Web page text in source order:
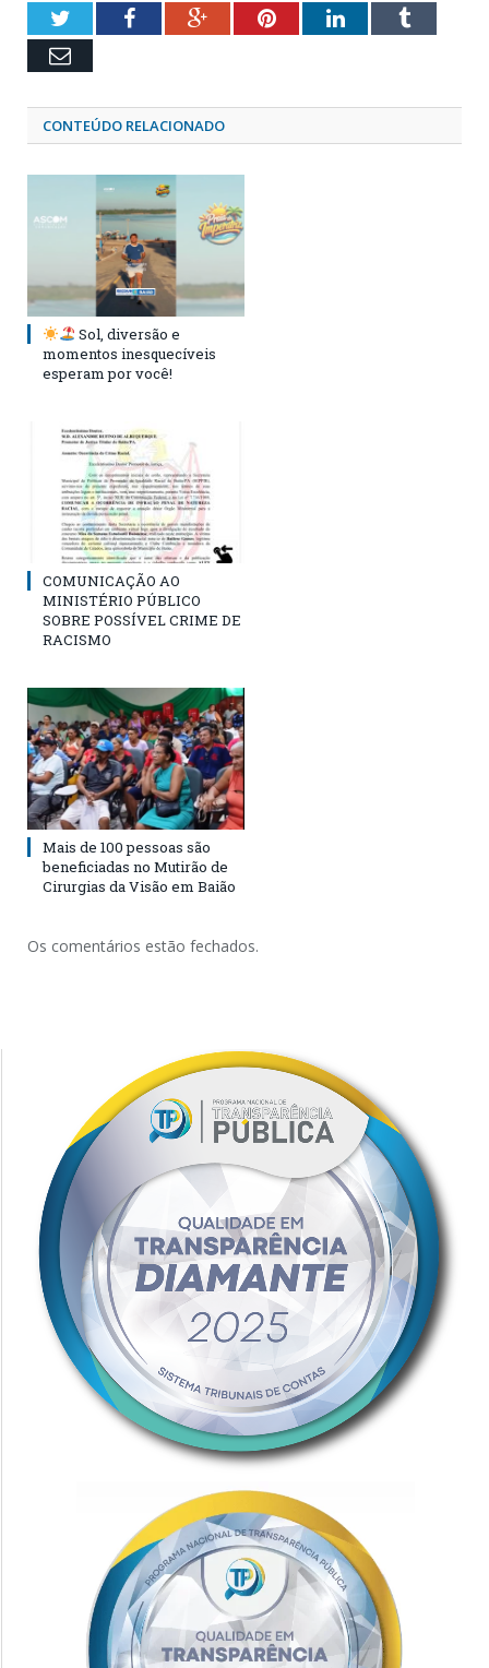
TwitterFacebookGoogle+PinterestLinkedInTumblr
Email
CONTEÚDO RELACIONADO
Sol, diversão e
momentos inesquecíveis
esperam por você!
COMUNICAÇÃO AO
MINISTÉRIO PÚBLICO
SOBRE POSSÍVEL CRIME DE
RACISMO
Mais de 100 pessoas são
beneficiadas no Mutirão de
Cirurgias da Visão em Baião
Os comentários estão fechados.